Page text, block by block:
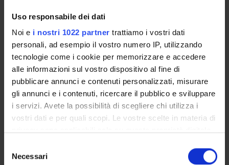
Uso responsabile dei dati
Noi e i nostri 1022 partner trattiamo i vostri dati
personali, ad esempio il vostro numero IP, utilizzando
tecnologie come i cookie per memorizzare e accedere
alle informazioni sul vostro dispositivo al fine di
pubblicare annunci e contenuti personalizzati, misurare
gli annunci e i contenuti, ricercare il pubblico e sviluppare
i servizi. Avete la possibilità di scegliere chi utilizza i
vostri dati e per quali scopi. Le vostre scelte in materia di
modificare o revocare il proprio consenso in qualsiasi
Necessari
PSICOLOGIA E PSICOPEDAGOGIA
DELL'HANDICAP
Crediti
1
Periodo
2 SEMESTRE PROFESSIONI SANITARIE
Sede
ROVERETO
Docenti
Monica Rizzieri
Orario Lezioni